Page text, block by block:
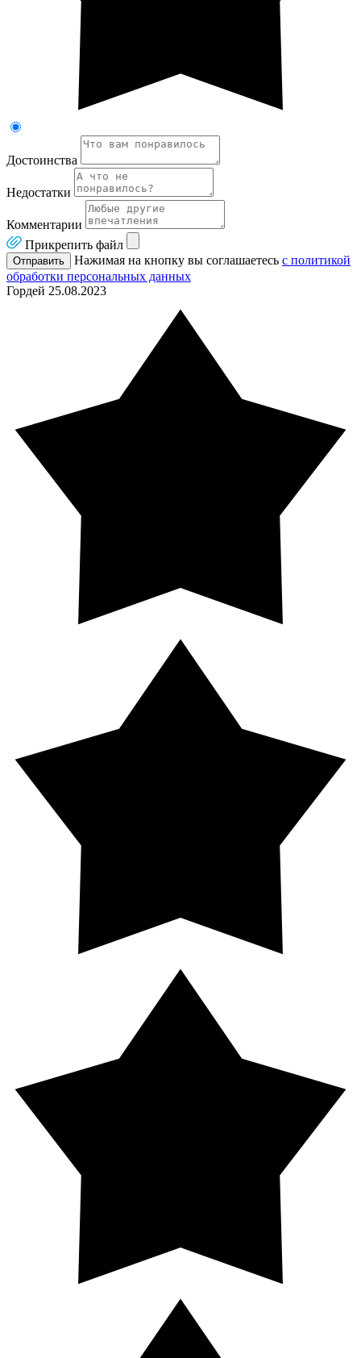
Достоинства
Недостатки
Комментарии
Прикрепить файл
Отправить Нажимая на кнопку вы соглашаетесь с политикой
обработки персональных данных
Гордей 25.08.2023